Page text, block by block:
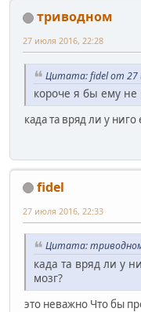
триводном
27 июля 2016, 22:28
Цитата: fidel от 27
короче я бы ему не
када та вряд ли у
fidel
27 июля 2016, 22:33
Цитата:
када та вряд ли у
мозг?
это неважно Что бы